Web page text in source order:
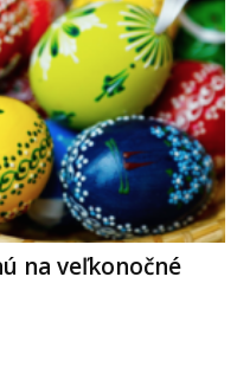
na veľkonočné